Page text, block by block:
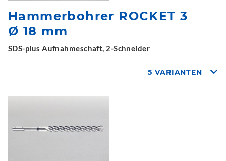
Hammerbohrer ROCKET 3
Ø 18 mm
SDS-plus Aufnahmeschaft, 2-Schneider
5 VARIANTEN